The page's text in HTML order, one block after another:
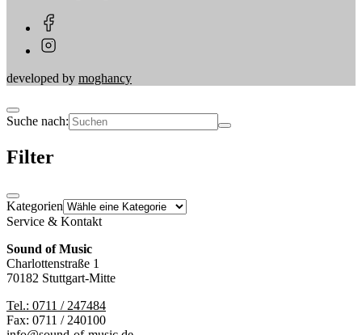
developed by moghancy
Suche nach:
Filter
Kategorien
Service & Kontakt
Sound of Music
Charlottenstraße 1
70182 Stuttgart-Mitte
Tel.: 0711 / 247484
Fax: 0711 / 240100